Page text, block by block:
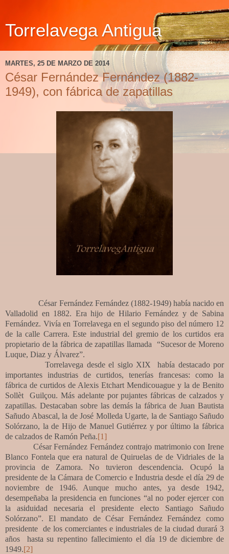
Torrelavega Antigua
MARTES, 25 DE MARZO DE 2014
César Fernández Fernández (1882-
1949), con fábrica de zapatillas
César Fernández Fernández (1882-1949) había nacido en
Valladolid en 1882. Era hijo de Hilario Fernández y de Sabina
Fernández. Vivía en Torrelavega en el segundo piso del número 12
de la calle Carrera. Este industrial del gremio de los curtidos era
propietario de la fábrica de zapatillas llamada “Sucesor de Moreno
Luque, Diaz y Álvarez”.
Torrelavega desde el siglo XIX había destacado por
importantes industrias de curtidos, tenerías francesas: como la
fábrica de curtidos de Alexis Etchart Mendicouague y la de Benito
Sollèt Guilçou. Más adelante por pujantes fábricas de calzados y
zapatillas. Destacaban sobre las demás la fábrica de Juan Bautista
Sañudo Abascal, la de José Molleda Ugarte, la de Santiago Sañudo
Solórzano, la de Hijo de Manuel Gutiérrez y por último la fábrica
de calzados de Ramón Peña.[1]
César Fernández Fernández contrajo matrimonio con Irene
Blanco Fontela que era natural de Quiruelas de de Vidriales de la
provincia de Zamora. No tuvieron descendencia. Ocupó la
presidente de la Cámara de Comercio e Industria desde el día 29 de
noviembre de 1946. Aunque mucho antes, ya desde 1942,
desempeñaba la presidencia en funciones “al no poder ejercer con
la asiduidad necesaria el presidente electo Santiago Sañudo
Solórzano”. El mandato de César Fernández Fernández como
presidente de los comerciantes e industriales de la ciudad durará 3
años hasta su repentino fallecimiento el día 19 de diciembre de
1949.[2]